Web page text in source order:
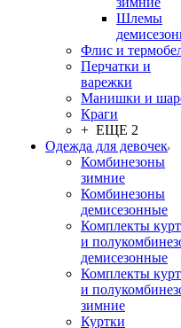
Шлемы
Флис и
Перчатки и
варежки
Манишки и
Краги
+ ЕЩЕ 2
Одежда для девочек
Комбинезоны
зимние
Комбинезоны
демисезонные
Комплекты
и
демисезонные
Комплекты
и
зимние
Куртки